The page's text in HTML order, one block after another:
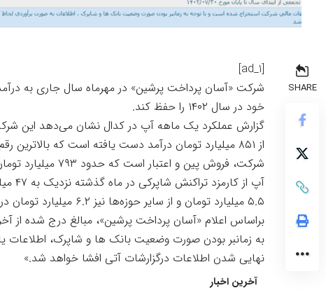
SHARE
[ad_1]
خود در سال ۱۴۰۲ را حفظ کند.
گزارش عملکرد یک ماهه آپ در کدال نشان می‌دهد این
شرکت، فروش پین و اعتبار است که حدود ۷۹۳ میلیارد تومان گزارش شده است.
آپ
۵.۵ میلیارد تومان و از سایر حوزه‌ها نیز ۶.۲ میلیارد تومان درآمدزایی داشته است.
براساس اعلام «آسان پرداخت پرشین»، مبالغ درج شده
به زمانبر بودن صورت وضعیت بانک ها و شاپرک،
نهایی شدن اطلاعات درگزارشات آتی افشا خواهد شد.»
آخرین اخبار